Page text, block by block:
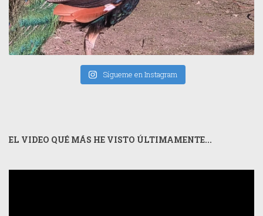
Sígueme en Instagram
EL VIDEO QUÉ MÁS HE VISTO ÚLTIMAMENTE...